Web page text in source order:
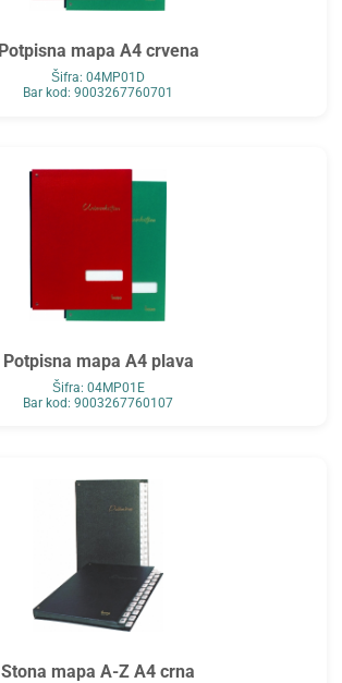
Potpisna mapa A4 crvena
Šifra: 04MP01D
Bar kod: 9003267760701
Potpisna mapa A4 plava
Šifra: 04MP01E
Bar kod: 9003267760107
Stona mapa A-Z A4 crna